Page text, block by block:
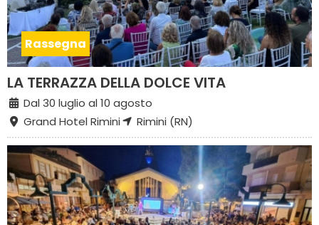
Rassegna
LA TERRAZZA DELLA DOLCE VITA
Dal 30 luglio al 10 agosto
Grand Hotel Rimini
Rimini (RN)